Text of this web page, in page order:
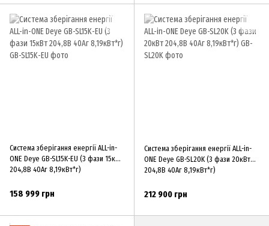
Система зберігання енергії ALL-in-
ONE Deye GB-SL15K-EU (3 фази 15кВт
204,8В 40Аг 8,19кВт*г)
158 999 грн
Система зберігання енергії ALL-in-
ONE Deye GB-SL20K (3 фази 20кВт
204,8В 40Аг 8,19кВт*г)
212 900 грн